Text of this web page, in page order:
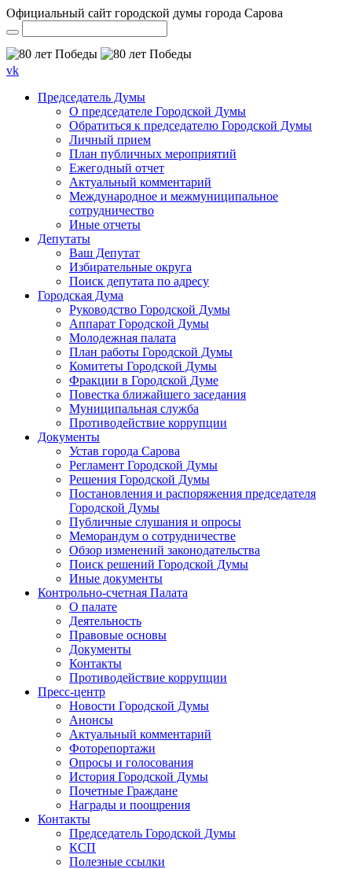
Официальный сайт городской думы города Сарова
vk
Председатель Думы
О председателе Городской Думы
Обратиться к председателю Городской Думы
Личный прием
План публичных мероприятий
Ежегодный отчет
Актуальный комментарий
Международное и межмуниципальное
сотрудничество
Иные отчеты
Депутаты
Ваш Депутат
Избирательные округа
Поиск депутата по адресу
Городская Дума
Руководство Городской Думы
Аппарат Городской Думы
Молодежная палата
План работы Городской Думы
Комитеты Городской Думы
Фракции в Городской Думе
Повестка ближайшего заседания
Муниципальная служба
Противодействие коррупции
Документы
Устав города Сарова
Регламент Городской Думы
Решения Городской Думы
Постановления и распоряжения председателя
Городской Думы
Публичные слушания и опросы
Меморандум о сотрудничестве
Обзор изменений законодательства
Поиск решений Городской Думы
Иные документы
Контрольно-счетная Палата
О палате
Деятельность
Правовые основы
Документы
Контакты
Противодействие коррупции
Пресс-центр
Новости Городской Думы
Анонсы
Актуальный комментарий
Фоторепортажи
Опросы и голосования
История Городской Думы
Почетные Граждане
Награды и поощрения
Контакты
Председатель Городской Думы
КСП
Полезные ссылки